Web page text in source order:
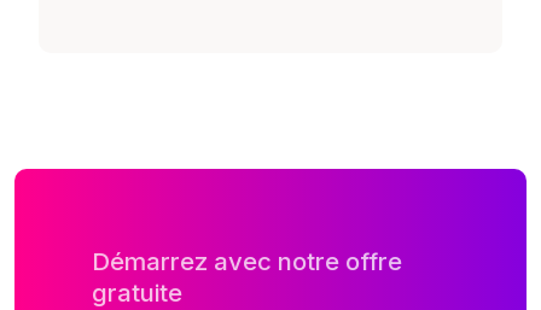
Démarrez avec notre offre
gratuite